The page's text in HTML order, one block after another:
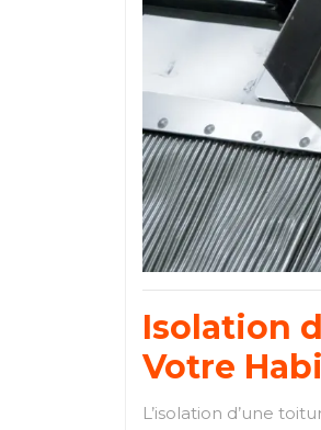
Isolation
Votre
L’isolation d’une